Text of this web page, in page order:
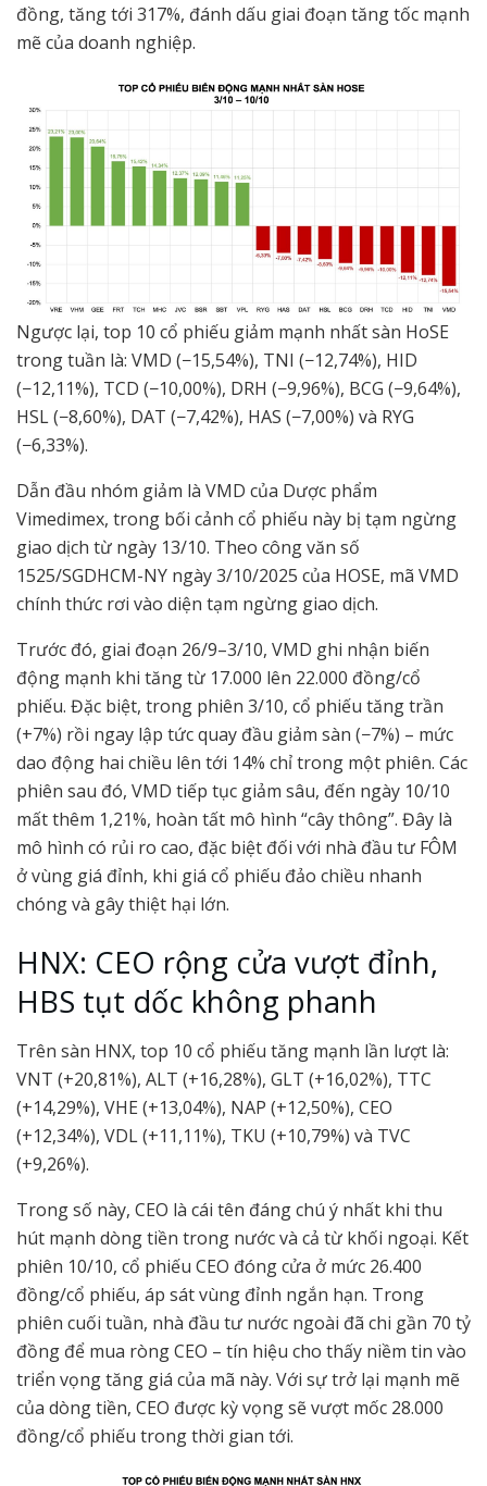
đồng, tăng tới 317%, đánh dấu giai đoạn tăng tốc mạnh
mẽ của doanh nghiệp.
Ngược lại, top 10 cổ phiếu giảm mạnh nhất sàn HoSE
trong tuần là: VMD (−15,54%), TNI (−12,74%), HID
(−12,11%), TCD (−10,00%), DRH (−9,96%), BCG (−9,64%),
HSL (−8,60%), DAT (−7,42%), HAS (−7,00%) và RYG
(−6,33%).
Dẫn đầu nhóm giảm là VMD của Dược phẩm
Vimedimex, trong bối cảnh cổ phiếu này bị tạm ngừng
giao dịch từ ngày 13/10. Theo công văn số
1525/SGDHCM-NY ngày 3/10/2025 của HOSE, mã VMD
chính thức rơi vào diện tạm ngừng giao dịch.
Trước đó, giai đoạn 26/9–3/10, VMD ghi nhận biến
động mạnh khi tăng từ 17.000 lên 22.000 đồng/cổ
phiếu. Đặc biệt, trong phiên 3/10, cổ phiếu tăng trần
(+7%) rồi ngay lập tức quay đầu giảm sàn (−7%) – mức
dao động hai chiều lên tới 14% chỉ trong một phiên. Các
phiên sau đó, VMD tiếp tục giảm sâu, đến ngày 10/10
mất thêm 1,21%, hoàn tất mô hình “cây thông”. Đây là
mô hình có rủi ro cao, đặc biệt đối với nhà đầu tư FÔM
ở vùng giá đỉnh, khi giá cổ phiếu đảo chiều nhanh
chóng và gây thiệt hại lớn.
HNX: CEO rộng cửa vượt đỉnh,
HBS tụt dốc không phanh
Trên sàn HNX, top 10 cổ phiếu tăng mạnh lần lượt là:
VNT (+20,81%), ALT (+16,28%), GLT (+16,02%), TTC
(+14,29%), VHE (+13,04%), NAP (+12,50%), CEO
(+12,34%), VDL (+11,11%), TKU (+10,79%) và TVC
(+9,26%).
Trong số này, CEO là cái tên đáng chú ý nhất khi thu
hút mạnh dòng tiền trong nước và cả từ khối ngoại. Kết
phiên 10/10, cổ phiếu CEO đóng cửa ở mức 26.400
đồng/cổ phiếu, áp sát vùng đỉnh ngắn hạn. Trong
phiên cuối tuần, nhà đầu tư nước ngoài đã chi gần 70 tỷ
đồng để mua ròng CEO – tín hiệu cho thấy niềm tin vào
triển vọng tăng giá của mã này. Với sự trở lại mạnh mẽ
của dòng tiền, CEO được kỳ vọng sẽ vượt mốc 28.000
đồng/cổ phiếu trong thời gian tới.